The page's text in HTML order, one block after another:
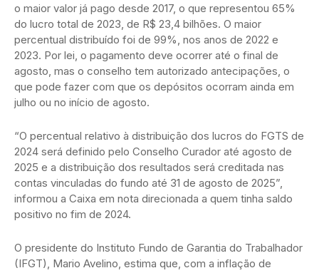
o maior valor já pago desde 2017, o que representou 65%
do lucro total de 2023, de R$ 23,4 bilhões. O maior
percentual distribuído foi de 99%, nos anos de 2022 e
2023. Por lei, o pagamento deve ocorrer até o final de
agosto, mas o conselho tem autorizado antecipações, o
que pode fazer com que os depósitos ocorram ainda em
julho ou no início de agosto.
“O percentual relativo à distribuição dos lucros do FGTS de
2024 será definido pelo Conselho Curador até agosto de
2025 e a distribuição dos resultados será creditada nas
contas vinculadas do fundo até 31 de agosto de 2025”,
informou a Caixa em nota direcionada a quem tinha saldo
positivo no fim de 2024.
O presidente do Instituto Fundo de Garantia do Trabalhador
(IFGT), Mario Avelino, estima que, com a inflação de